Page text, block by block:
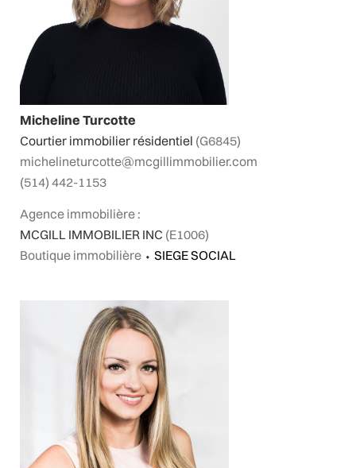
Micheline Turcotte
Courtier immobilier résidentiel (G6845)
michelineturcotte@mcgillimmobilier.com
(514) 442-1153
Agence immobilière :
MCGILL IMMOBILIER INC (E1006)
Boutique immobilière ⬩ SIEGE SOCIAL